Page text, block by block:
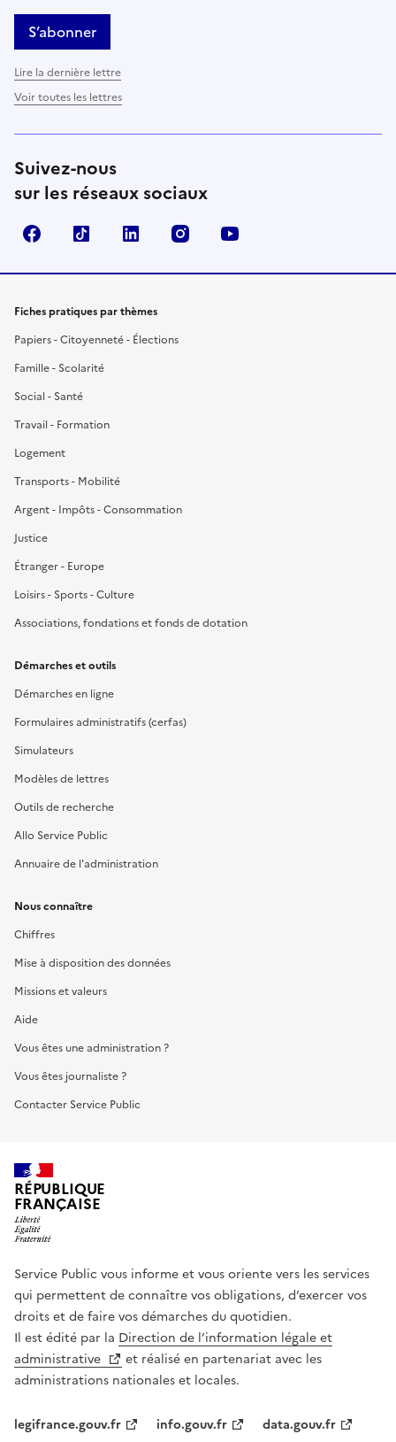
S’abonner
Lire la dernière lettre
Voir toutes les lettres
Suivez-nous
sur les réseaux sociaux
FacebookTikTok LinkedIn Instagram
Fiches pratiques par thèmes
Papiers - Citoyenneté - Élections
Famille - Scolarité
Social - Santé
Travail - Formation
Logement
Transports - Mobilité
Argent - Impôts - Consommation
Justice
Étranger - Europe
Loisirs - Sports - Culture
Associations, fondations et fonds de dotation
Démarches et outils
Démarches en ligne
Formulaires administratifs (cerfas)
Simulateurs
Modèles de lettres
Outils de recherche
Allo Service Public
Annuaire de l'administration
Nous connaître
Chiffres
Mise à disposition des données
Missions et valeurs
Aide
Vous êtes une administration ?
Vous êtes journaliste ?
Contacter Service Public
RÉPUBLIQUE
FRANÇAISE
Service Public vous informe et vous oriente vers les services
qui permettent de connaître vos obligations, d’exercer vos
droits et de faire vos démarches du quotidien.
Il est édité par la Direction de l’information légale et
administrative
et réalisé en partenariat avec les
administrations nationales et locales.
legifrance.gouv.fr info.gouv.fr data.gouv.fr